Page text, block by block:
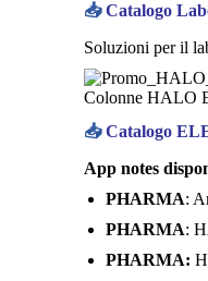
📥Catalogo
Soluzioni per il
Colonne HALO
📥Catalogo
App notes
PHARMA:
PHARMA:
PHARMA: